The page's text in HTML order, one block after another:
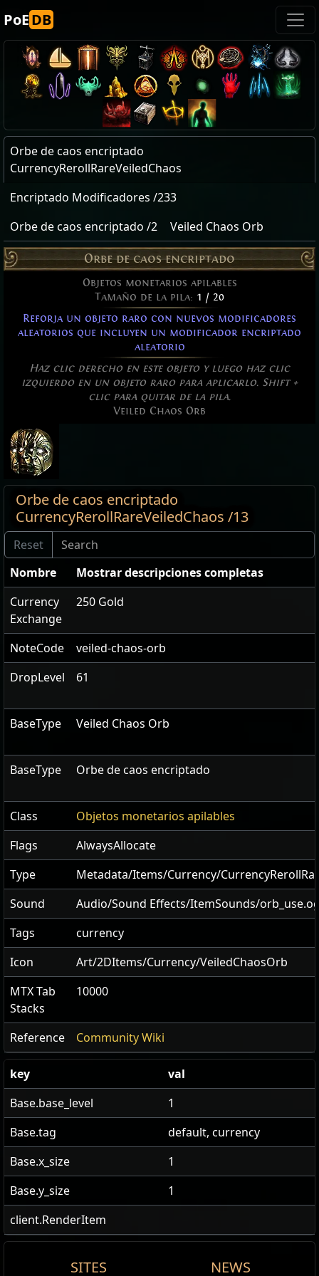
PoEDB
Orbe de caos encriptado
CurrencyRerollRareVeiledChaos
Encriptado Modificadores /233
Orbe de caos encriptado /2
Veiled Chaos Orb
Orbe de caos encriptado
Objetos monetarios apilables
Tamaño de la pila: 1 / 20
Reforja un objeto raro con nuevos modificadores
aleatorios que incluyen un modificador encriptado
aleatorio
Haz clic derecho en este objeto y luego haz clic
izquierdo en un objeto raro para aplicarlo. Shift +
clic para quitar de la pila.
Veiled Chaos Orb
Orbe de caos encriptado
CurrencyRerollRareVeiledChaos /13
Nombre
Mostrar descripciones completas
Currency
Exchange
250 Gold
NoteCode
veiled-chaos-orb
DropLevel
61
BaseType Veiled Chaos Orb
BaseType Orbe de caos encriptado
Class
Objetos monetarios apilables
Flags
AlwaysAllocate
Type
Metadata/Items/Currency/
Sound
Audio/Sound Effects/ItemSounds/
Tags
currency
Icon
Art/2DItems/Currency/VeiledChaosOrb
MTX Tab
Stacks
10000
Reference Community Wiki
key
val
Base.base_level
1
Base.tag
default, currency
Base.x_size
1
Base.y_size
1
client.RenderItem
SITES NEWS